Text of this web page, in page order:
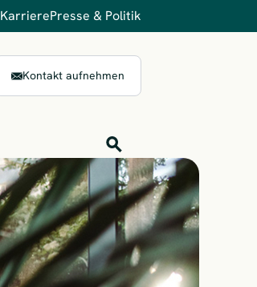
KarrierePresse & Politik
Kontakt aufnehmen
Finden